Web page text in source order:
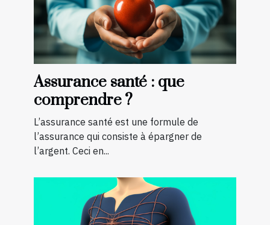
Assurance santé : que
comprendre ?
L’assurance santé est une formule de
l’assurance qui consiste à épargner de
l’argent. Ceci en...